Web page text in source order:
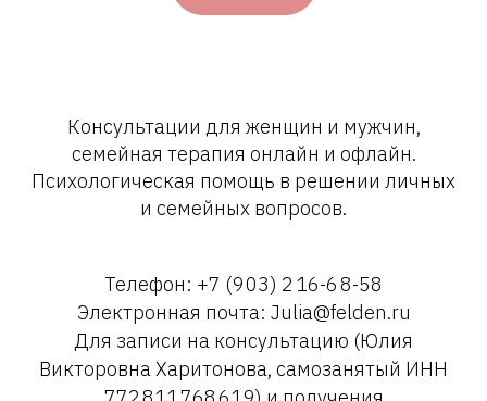
Консультации для женщин и мужчин,
семейная терапия онлайн и офлайн.
Психологическая помощь в решении личных
и семейных вопросов.
Телефон: +7 (9 03) 2 16-6 8-58
Электронная почта: Julia@felden.ru
Для записи на консультацию (Юлия
Викторовна Харитонова, самозанятый ИНН